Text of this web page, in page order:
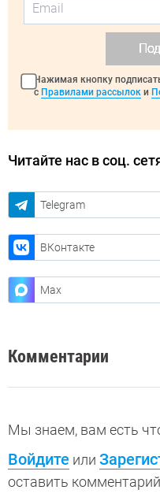
Нажимая кнопку
с Правилами рассылок и
Читайте нас в соц.
Telegram
ВКонтакте
Max
Комментарии
Мы знаем, вам есть
Войдите или
оставить комментарий